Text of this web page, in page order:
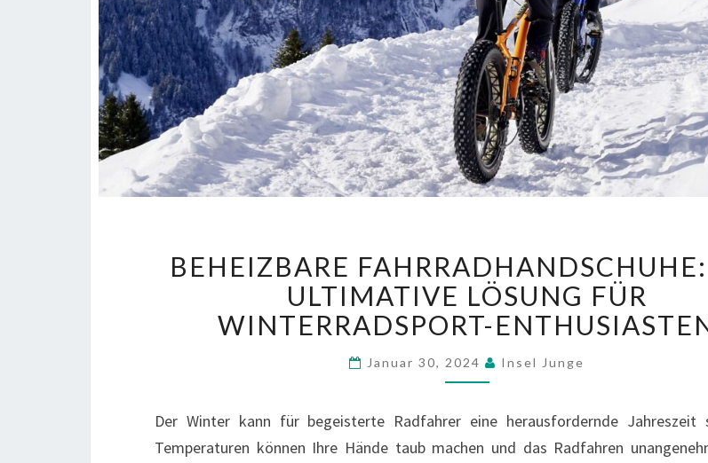
FAHRRADHANDSCHUHE:
DIE
ULTIMATIVE
LÖSUNG
FÜR
WINTERRADSPORT-
BEHEIZBARE
ULTIMATIVE LÖSUNG FÜR
WINTERRADSPORT-
Januar 30, 2024 Insel Junge
Der Winter kann für begeisterte Radfahrer eine herausfordernde Jahreszeit
Temperaturen können Ihre Hände taub machen und das Radfahren